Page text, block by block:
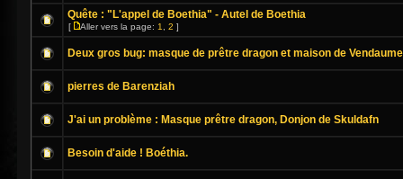
Quête : "L'appel de Boethia" - Autel de Boethia
[ Aller vers la page: 1 2 ]
Deux gros bug: masque de prêtre dragon et maison de Vendaume
pierres de Barenziah
J'ai un problème : Masque prêtre dragon, Donjon de Skuldafn
Besoin d'aide ! Boéthia.